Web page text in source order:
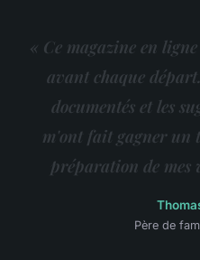
« Ce magazine en
avant chaque
documentés et les
m'ont fait gagner un
préparation de mes
Père de